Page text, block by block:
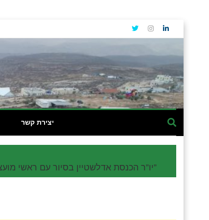
יצירת קשר
יו”ר הכנסת אדלשטיין בסיור עם ראשי מועצת יש”ע בבית אל: “350 יחידות הדיור החדשות בבית אל הן לא מאבק נגד – אלא מאבק בעד”